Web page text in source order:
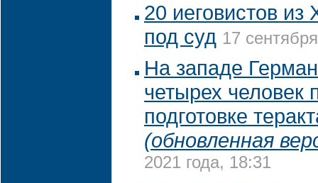
20 иеговистов
под суд 17
На западе
четырех человек
подготовке
(обновленная
2021 года, 18:31